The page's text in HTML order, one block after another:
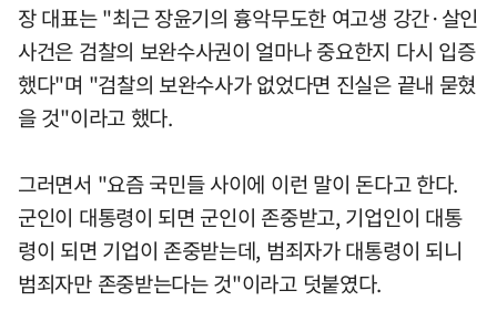
장 대표는 "최근 장윤기의 흉악무도한 여고생 강간·살인
사건은 검찰의 보완수사권이 얼마나 중요한지 다시 입증
했다"며 "검찰의 보완수사가 없었다면 진실은 끝내 묻혔
을 것"이라고 했다.
그러면서 "요즘 국민들 사이에 이런 말이 돈다고 한다.
군인이 대통령이 되면 군인이 존중받고, 기업인이 대통
령이 되면 기업이 존중받는데, 범죄자가 대통령이 되니
범죄자만 존중받는다는 것"이라고 덧붙였다.